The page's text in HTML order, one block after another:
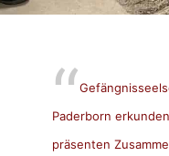
Paderborn
präsenten